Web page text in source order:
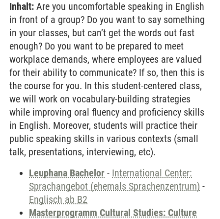
Inhalt: Are you uncomfortable speaking in English
in front of a group? Do you want to say something
in your classes, but can’t get the words out fast
enough? Do you want to be prepared to meet
workplace demands, where employees are valued
for their ability to communicate? If so, then this is
the course for you. In this student-centered class,
we will work on vocabulary-building strategies
while improving oral fluency and proficiency skills
in English. Moreover, students will practice their
public speaking skills in various contexts (small
talk, presentations, interviewing, etc).
Leuphana Bachelor - International Center:
Sprachangebot (ehemals Sprachenzentrum) -
Englisch ab B2
Masterprogramm Cultural Studies: Culture